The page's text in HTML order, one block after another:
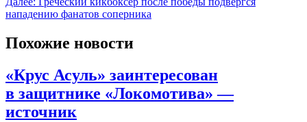
нападению фанатов соперника
Похожие новости
«Крус Асуль» заинтересован
в защитнике «Локомотива» —
источник